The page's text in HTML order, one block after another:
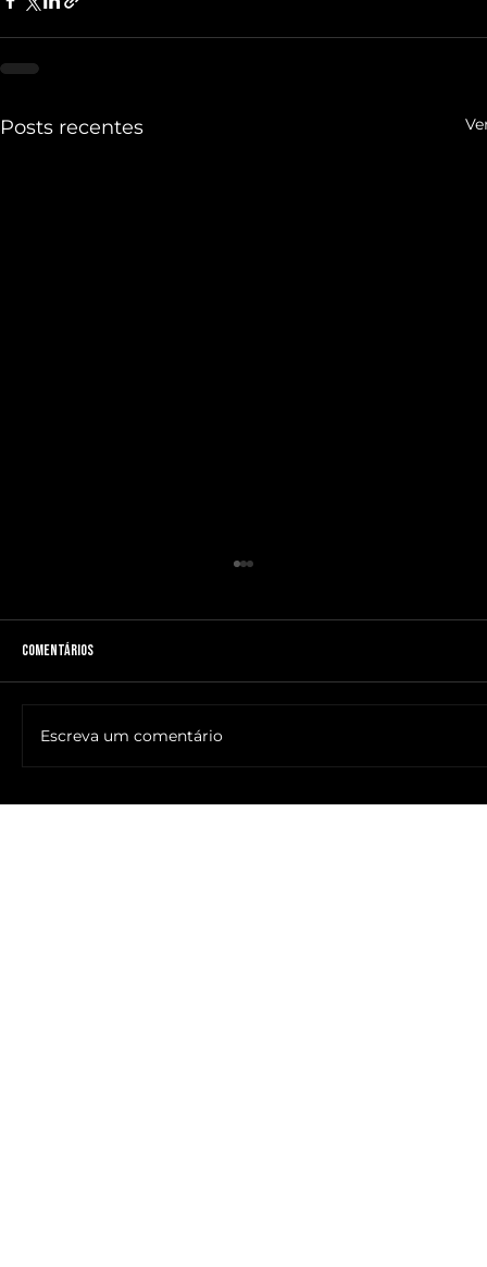
Posts recentes
Comentários
Escreva um comentário